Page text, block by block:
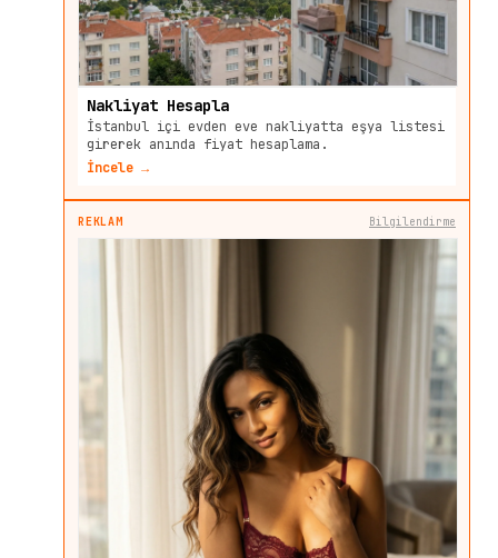
Nakliyat Hesapla
İstanbul içi evden eve nakliyatta eşya listesi
girerek anında fiyat hesaplama.
İncele →
REKLAM Bilgilendirme